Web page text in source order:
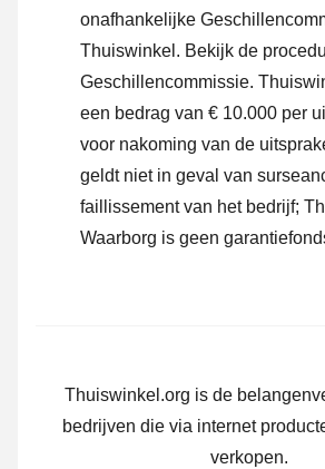
onafhankelijke
Thuiswinkel. Bekijk de
Geschillencommissie.
een bedrag van € 10.000 per
voor nakoming van de
geldt niet in geval van
faillissement van het bedrijf;
Waarborg is geen
Thuiswinkel.org is de
bedrijven die via internet
verkopen.